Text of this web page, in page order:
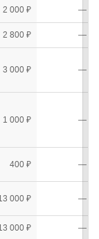
2 000 ₽ —
2 800 ₽ —
3 000 ₽ —
1 000 ₽ —
400 ₽ —
000 ₽ —
000 ₽ —